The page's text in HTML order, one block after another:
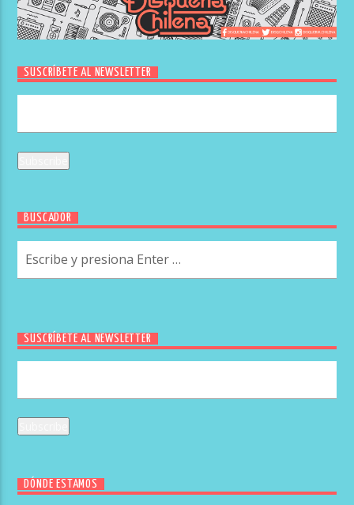
SUSCRÍBETE AL NEWSLETTER
BUSCADOR
SUSCRÍBETE AL NEWSLETTER
DÓNDE ESTAMOS